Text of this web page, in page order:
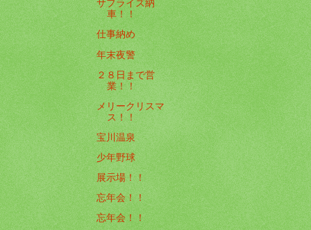
サプライズ納
車！！
仕事納め
年末夜警
２８日まで営
業！！
メリークリスマ
ス！！
宝川温泉
少年野球
展示場！！
忘年会！！
忘年会！！